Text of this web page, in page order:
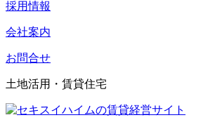
採用情報
会社案内
お問合せ
土地活用・賃貸住宅